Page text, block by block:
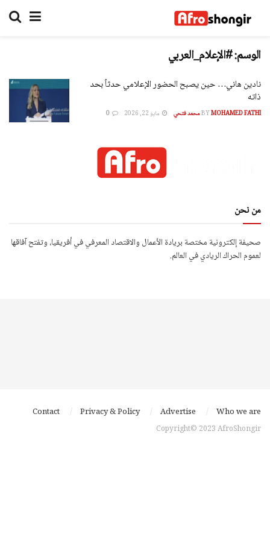
الوسم:#الإعلام_العربي
نادين هاني… حين يصبح الحضور الإعلامي حدثاً بحد
ذاته
BYMOHAMED FATHI محمد فتحي مايو 22, 2026
من نحن
صحيفة إلكترونية مختصة بريادة الأعمال والاقتصاد المعرفي في أفريقيا، وتفتح آفاقها
لعموم الحراك الريادي في العالم.
Who we are
Advertise
Privacy & Policy
Contact
Copyright© 2023 AfroShongir